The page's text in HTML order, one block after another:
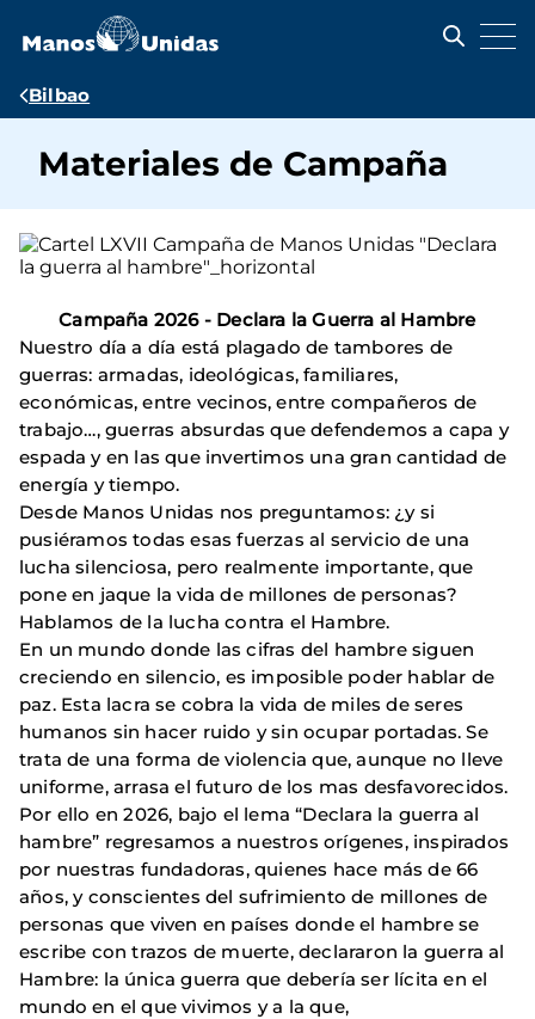
contenido
Ruta
navegación
Bilbao
Materiales de Campaña
Imagen
Campaña 2026 - Declara la Guerra al Hambre
Nuestro día a día está plagado de tambores de
guerras: armadas, ideológicas, familiares,
económicas, entre vecinos, entre compañeros de
trabajo…, guerras absurdas que defendemos a capa y
espada y en las que invertimos una gran cantidad de
energía y tiempo.
Desde Manos Unidas nos preguntamos: ¿y si
pusiéramos todas esas fuerzas al servicio de una
lucha silenciosa, pero realmente importante, que
pone en jaque la vida de millones de personas?
Hablamos de la lucha contra el Hambre.
En un mundo donde las cifras del hambre siguen
creciendo en silencio, es imposible poder hablar de
paz. Esta lacra se cobra la vida de miles de seres
humanos sin hacer ruido y sin ocupar portadas. Se
trata de una forma de violencia que, aunque no lleve
uniforme, arrasa el futuro de los mas desfavorecidos.
Por ello en 2026, bajo el lema “Declara la guerra al
hambre” regresamos a nuestros orígenes, inspirados
por nuestras fundadoras, quienes hace más de 66
años, y conscientes del sufrimiento de millones de
personas que viven en países donde el hambre se
escribe con trazos de muerte, declararon la guerra al
Hambre: la única guerra que debería ser lícita en el
mundo en el que vivimos y a la que,